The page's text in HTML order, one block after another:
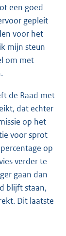
een goed
gepleit
voor het
mijn steun
om met
de Raad met
dat echter
op het
voor sprot
op
verder te
gaan dan
blijft staan,
Dit laatste